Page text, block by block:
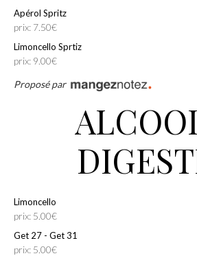
Apérol Spritz
prix: 7.50€
Limoncello Sprtiz
prix: 9.00€
Proposé par
Limoncello
prix: 5.00€
Get 27 - Get 31
prix: 5.00€